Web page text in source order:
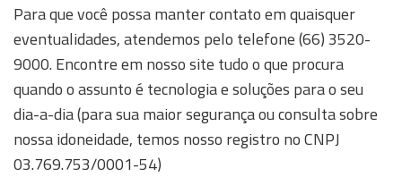
Para que você possa manter contato em quaisquer
eventualidades, atendemos pelo telefone (66) 3520-
9000. Encontre em nosso site tudo o que procura
quando o assunto é tecnologia e soluções para o seu
dia-a-dia (para sua maior segurança ou consulta sobre
nossa idoneidade, temos nosso registro no CNPJ
03.769.753/0001-54)